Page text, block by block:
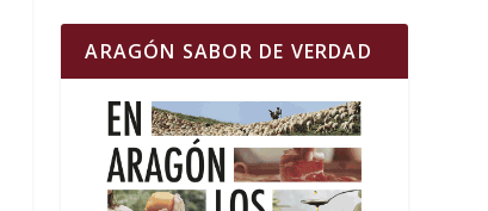
ARAGÓN SABOR DE VERDAD